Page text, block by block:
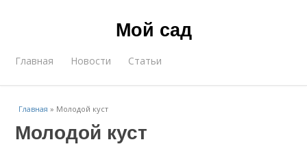
Мой сад
Главная Новости Статьи
Главная » Молодой куст
Молодой куст